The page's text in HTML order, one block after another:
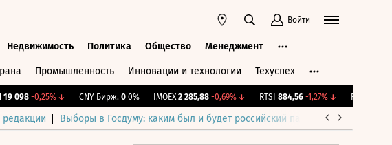
Войти
Недвижимость Политика Общество Менеджмент
Промышленность Инновации и технологии Техуспех
-0,25%↓ CNY Бирж. 0 0% IMOEX 2 285,88 -0,69%↓ RTSI 884,56 -1,27%↓ RGBI
Выборы в Госдуму: каким был и будет российский парламент